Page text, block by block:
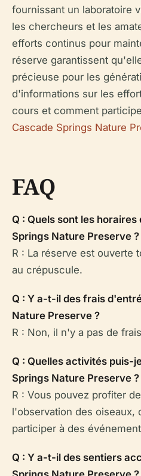
fournissant un laboratoire
les chercheurs et les
efforts continus pour
réserve garantissent
précieuse pour les
d'informations sur les
cours et comment
Cascade Springs Nature
FAQ
Q : Quels sont les
Springs Nature Preserve ?
R : La réserve est ouverte
au crépuscule.
Q : Y a-t-il des frais
Nature Preserve ?
R : Non, il n'y a pas de
Q : Quelles activités puis-
Springs Nature Preserve ?
R : Vous pouvez profiter
l'observation des oiseaux,
participer à des
Q : Y a-t-il des sentiers